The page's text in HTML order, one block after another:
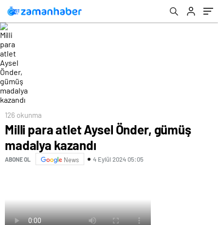
126 okunma
Milli para atlet Aysel Önder, gümüş
madalya kazandı
ABONE OL News 4 Eylül 2024 05:05